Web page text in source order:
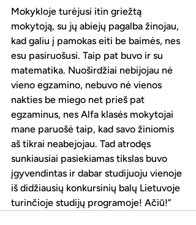
Mokykloje turėjusi itin griežtą
mokytoją, su jų abiejų pagalba žinojau,
kad galiu į pamokas eiti be baimės, nes
esu pasiruošusi. Taip pat buvo ir su
matematika. Nuoširdžiai nebijojau nė
vieno egzamino, nebuvo nė vienos
nakties be miego net prieš pat
egzaminus, nes Alfa klasės mokytojai
mane paruošė taip, kad savo žiniomis
aš tikrai neabejojau. Tad atrodęs
sunkiausiai pasiekiamas tikslas buvo
įgyvendintas ir dabar studijuoju vienoje
iš didžiausių konkursinių balų Lietuvoje
turinčioje studijų programoje! Ačiū!”